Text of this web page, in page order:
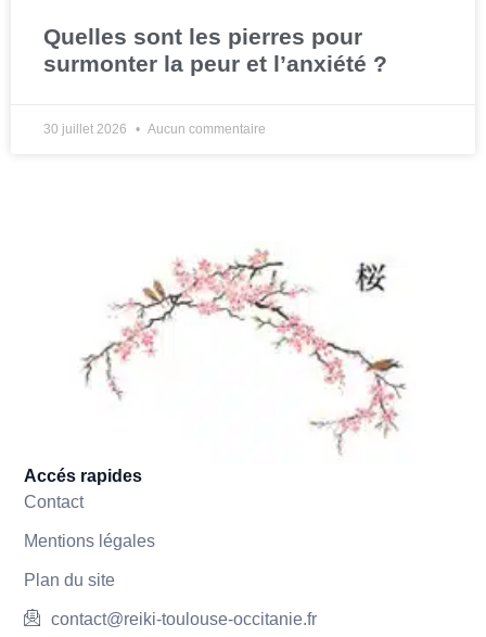
Quelles sont les pierres pour
surmonter la peur et l’anxiété ?
30 juillet 2026 Aucun commentaire
Accés rapides
Contact
Mentions légales
Plan du site
contact@reiki-toulouse-occitanie.fr